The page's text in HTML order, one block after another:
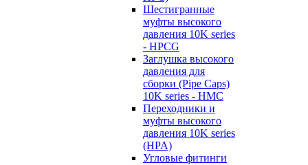
Шестигранные
муфты высокого
давления 10K series
- HPCG
Заглушка высокого
давления для
сборки (Pipe Caps)
10K series - HMC
Переходники и
муфты высокого
давления 10K series
(HPA)
Угловые фитинги